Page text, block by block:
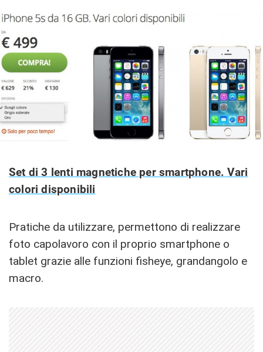
Set di 3 lenti magnetiche per smartphone. Vari
colori disponibili
Pratiche da utilizzare, permettono di realizzare
foto capolavoro con il proprio smartphone o
tablet grazie alle funzioni fisheye, grandangolo e
macro.